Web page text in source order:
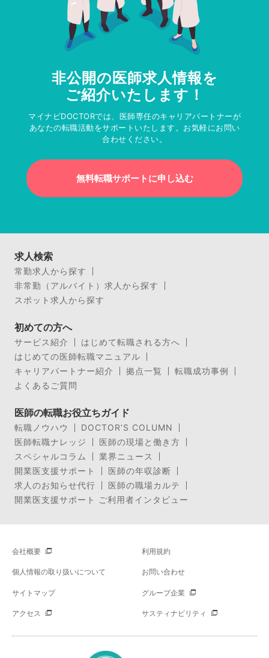
非公開の医師求人情報を
ご紹介いたします！
マイナビDOCTORでは、医師専任のキャリアパートナーが
あなたの転職活動をサポートいたします。お気軽にお問い
合わせください。
無料転職サポートに申し込む
求人検索
常勤求人から探す
非常勤（アルバイト）求人から探す
スポット求人から探す
初めての方へ
サービス紹介
はじめて転職される方へ
はじめての医師転職マニュアル
キャリアパートナー紹介
拠点一覧
転職成功事例
よくあるご質問
医師の転職お役立ちガイド
転職ノウハウ
DOCTOR’S COLUMN
医師転職ナレッジ
医師の現場と働き方
スペシャルコラム
業界ニュース
開業医支援サポート
医師の年収診断
求人のお知らせ代行
医師の職場カルテ
開業医支援サポート ご利用者インタビュー
会社概要 利用規約
個人情報の取り扱いについて お問い合わせ
サイトマップ グループ企業
アクセス サスティナビリティ